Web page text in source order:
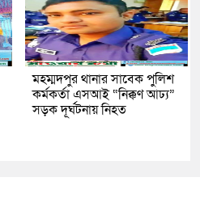
মহম্মদপুর থানার সাবেক পুলিশ
কর্মকর্তা এসআই “নিক্কণ আঢ্য”
সড়ক দূর্ঘটনায় নিহত